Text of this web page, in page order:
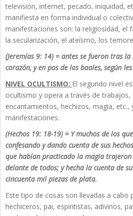
televisión, internet, pecado, iniquidad,
manifiesta en forma individual o
manifestaciones son: la religiosidad, el
la secularización, el ateísmo, los
(Jeremías 9: 14) = antes se fueron tras
corazón, y en pos de los baales, según
NIVEL OCULTISMO: El segundo nivel
ocultismo y opera a través de
encantamientos, hechizos, magia, etc.,
manifestaciones.
(Hechos 19: 18-19) = Y muchos de los
confesando y dando cuenta de sus
que habían practicado la magia
delante de todos; y hecha la cuenta de
cincuenta mil piezas de plata.
Este tipo de cosas son llevadas a cabo
hechiceros, pai, espiritistas, adivinos,